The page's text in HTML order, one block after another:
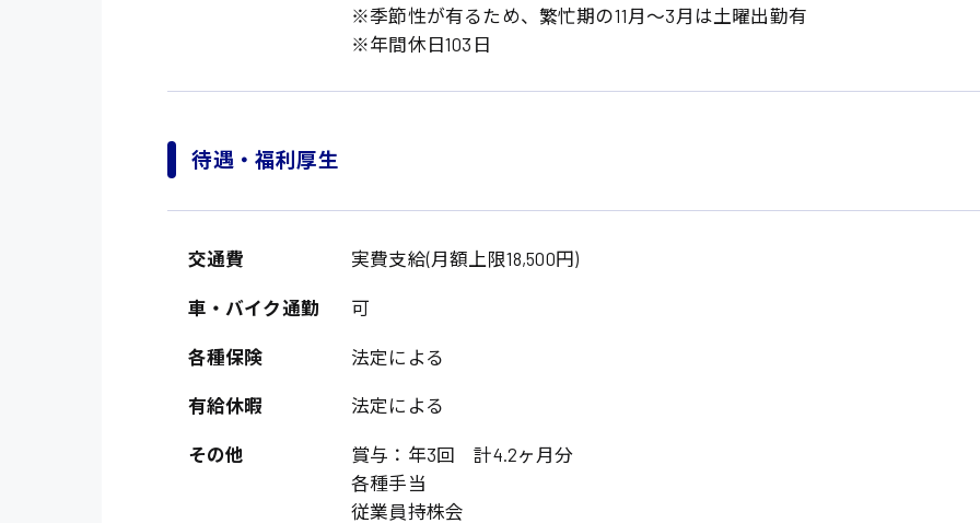
製造・軽作業・物流系
介護・医療系
医師 介護職 看護助手
オフィスワーク系
貿易事務
総務事務
医療事務
IT・クリエイティブ系
DTPオペレーター
廿日市市
福岡県 岡山県
熊本県
愛知県
千葉県
時給1200円～
時給制すべて 日給8000円～ 日給9000円～
日給制すべて 月給制すべて
※季節性が有るため、繁忙期の11月〜3月は土曜出勤有
※年間休日103日
待遇・福利厚生
交通費 実費支給(月額上限18,500円)
車・バイク通勤 可
各種保険 法定による
有給休暇 法定による
その他
賞与：年3回 計4.2ヶ月分
各種手当
従業員持株会